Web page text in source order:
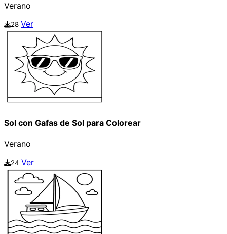
Verano
28 Ver
Sol con Gafas de Sol para Colorear
Verano
24 Ver